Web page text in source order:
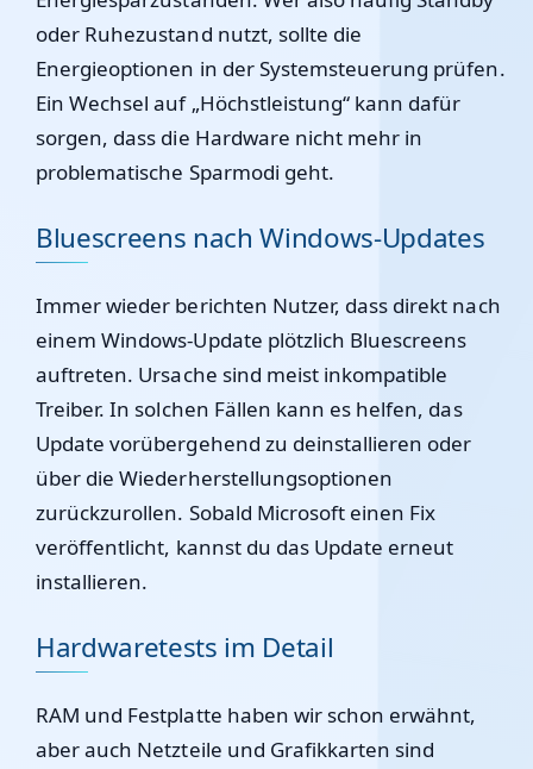
oder Ruhezustand nutzt, sollte die
Energieoptionen in der Systemsteuerung prüfen.
Ein Wechsel auf „Höchstleistung“ kann dafür
sorgen, dass die Hardware nicht mehr in
problematische Sparmodi geht.
Bluescreens nach Windows-Updates
Immer wieder berichten Nutzer, dass direkt nach
einem Windows-Update plötzlich Bluescreens
auftreten. Ursache sind meist inkompatible
Treiber. In solchen Fällen kann es helfen, das
Update vorübergehend zu deinstallieren oder
über die Wiederherstellungsoptionen
zurückzurollen. Sobald Microsoft einen Fix
veröffentlicht, kannst du das Update erneut
installieren.
Hardwaretests im Detail
RAM und Festplatte haben wir schon erwähnt,
aber auch Netzteile und Grafikkarten sind